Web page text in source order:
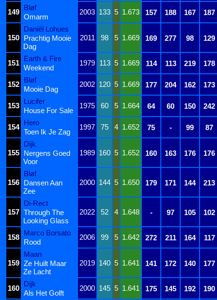
149
Bløf
2003 133 5 1.673 157 188 167 187
Omarm
150
Daniël Lohues
2011
98 5 1.669 169 277 98 129
Prachtig Mooie
Dag
151
Earth & Fire
1979 113 5 1.669 114 113 219 178
Weekend
152
Bløf
2002 120 5 1.669 177 204 162 173
Mooie Dag
153
Lucifer
1975 60 5 1.664 64 60 150 242
House For Sale
154
Hero
1997 75 4 1.652 75 - 99 87
Toen Ik Je Zag
155
Dijk
1989 160 5 1.652 160 163 176 176
Nergens Goed
Voor
156
Bløf
2000 144 5 1.650 179 171 144 213
Dansen Aan
Zee
157
Di-Rect
2022
52 4 1.648 - 97 105 102
Through The
Looking Glass
158
Marco Borsato
2006 99 5 1.642 272 211 164 117
Rood
159
Maan
2019 140 5 1.641 141 172 140 177
Ze Huilt Maar
Ze Lacht
160
Dijk
2000 145 5 1.641 175 145 192 190
Als Het Golft